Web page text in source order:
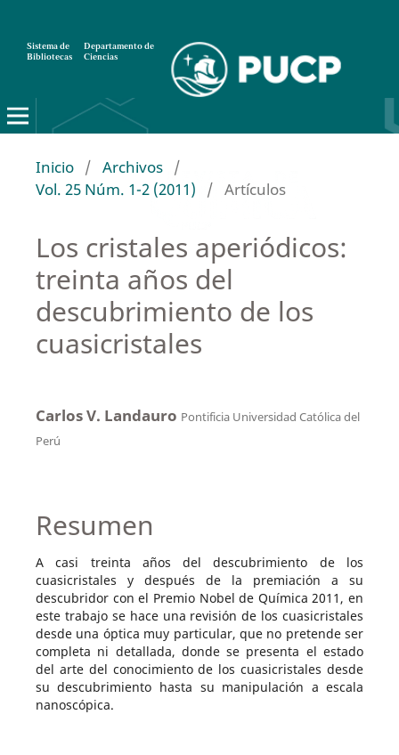
Sistema de
Bibliotecas
Departamento de
Ciencias
Inicio / Archivos /
Vol. 25 Núm. 1-2 (2011)
/ Artículos
Los cristales aperiódicos:
treinta años del
descubrimiento de los
cuasicristales
Carlos V. Landauro Pontificia Universidad Católica del
Perú
Resumen
A casi treinta años del descubrimiento de los
cuasicristales y después de la premiación a su
descubridor con el Premio Nobel de Química 2011, en
este trabajo se hace una revisión de los cuasicristales
desde una óptica muy particular, que no pretende ser
completa ni detallada, donde se presenta el estado
del arte del conocimiento de los cuasicristales desde
su descubrimiento hasta su manipulación a escala
nanoscópica.